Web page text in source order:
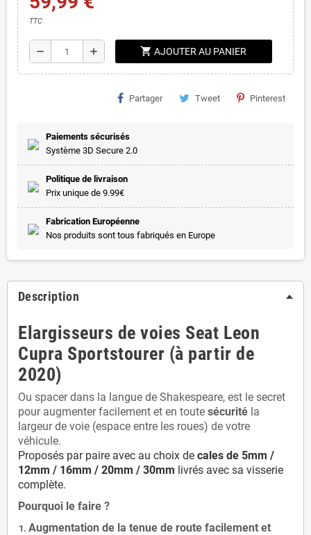
TTC
remove add shopping_cart AJOUTER AU PANIER
Partager Tweet Pinterest
Paiements sécurisés
Système 3D Secure 2.0
Politique de livraison
Prix unique de 9.99€
Fabrication Européenne
Nos produits sont tous fabriqués en Europe
Description
Elargisseurs de voies Seat Leon
Cupra Sportstourer (à partir de
2020)
Ou spacer dans la langue de Shakespeare, est le secret
pour augmenter facilement et en toute sécurité la
largeur de voie (espace entre les roues) de votre
véhicule.
Proposés par paire avec au choix de cales de 5mm /
12mm / 16mm / 20mm / 30mm livrés avec sa visserie
complète.
Pourquoi le faire ?
Augmentation de la tenue de route facilement et